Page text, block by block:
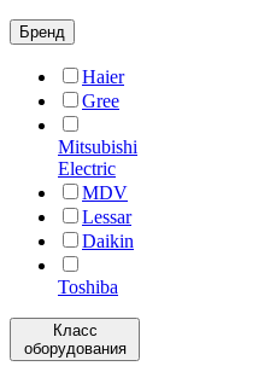
Бренд
Haier
Gree
Mitsubishi
Electric
MDV
Lessar
Daikin
Toshiba
Класс
оборудования